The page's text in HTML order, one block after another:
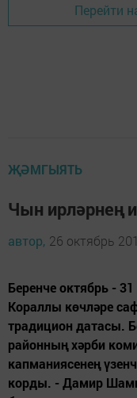
Перейти
ҖӘМГЫЯТЬ
Чын ирләрнең
автор, 26 октябрь
Беренче октябрь -
Кораллы көчләре
традицион датасы.
районның хәрби
капманиясенең
корды. - Дамир